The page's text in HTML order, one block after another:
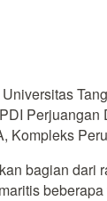
Kompleks
bagian